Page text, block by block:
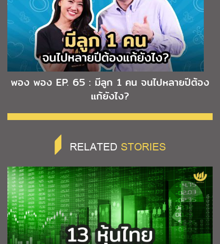
พอง พอง EP. 65 : มีลูก 1 คน จนไปหลายปีต้อง
แก้ยังไง?
RELATED STORIES